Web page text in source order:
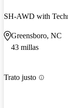
SH-AWD with
Greensboro, NC
43 millas
Trato justo